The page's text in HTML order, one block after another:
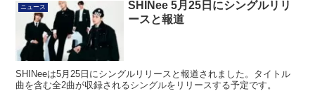
ニュース
SHINee 5月25日にシングルリリ
ースと報道
SHINeeは5月25日にシングルリリースと報道されました。タイトル
曲を含む全2曲が収録されるシングルをリリースする予定です。